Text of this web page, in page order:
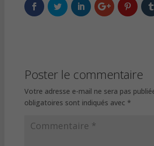
Poster le commentaire
Votre adresse e-mail ne sera pas
obligatoires sont indiqués avec *